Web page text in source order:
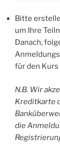
Bitte
um Ihre
Danach,
für den Kurs
N.B. Wir
Kreditkarte
die